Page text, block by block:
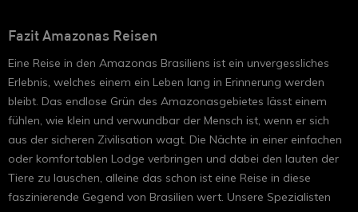
Fazit Amazonas Reisen
Eine Reise in den Amazonas Brasiliens ist ein unvergessliches
Erlebnis, welches einem ein Leben lang in Erinnerung werden
bleibt. Das endlose Grün des Amazonasgebietes lässt einem
fühlen, wie klein und verwundbar der Mensch ist, wenn er sich
aus der sicheren Zivilisation wagt. Die Nächte in einer einfachen
oder komfortablen Lodge verbringen und dabei den lauten der
Tiere zu lauschen, alleine das schon ist eine Reise in diese
faszinierende Gegend von Brasilien wert. Unsere Spezialisten